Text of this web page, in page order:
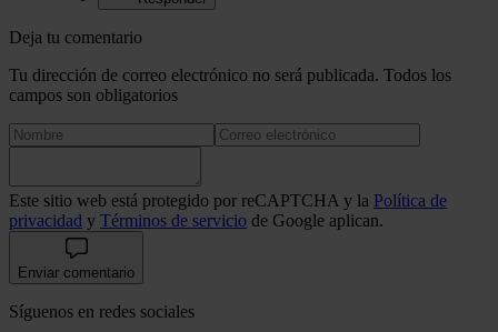
Deja tu comentario
Tu dirección de correo electrónico no será publicada. Todos los
campos son obligatorios
Este sitio web está protegido por reCAPTCHA y la Política de
privacidad y Términos de servicio de Google aplican.
Enviar comentario
Síguenos en redes sociales